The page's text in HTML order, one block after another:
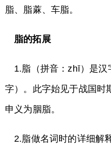
脂、脂蔴、车脂。
脂的拓展
1.脂（拼音：zhī）是汉
字）。此字始见于战国时
申义为胭脂。
2.脂做名词时的详细解